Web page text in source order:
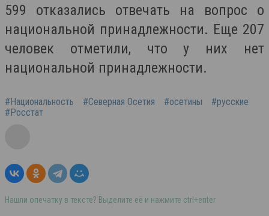
599 отказались отвечать на вопрос о
национальной принадлежности. Еще 207
человек отметили, что у них нет
национальной принадлежности.
#Национальность #Северная Осетия #осетины
#русские
#Росстат
Нашли опечатку в тексте? Выделите её и нажмите ctrl+enter